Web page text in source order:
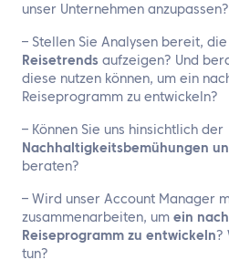
unser Unternehmen anzupassen?
– Stellen Sie Analysen bereit,
Reisetrends aufzeigen? Und
diese nutzen können, um ein
Reiseprogramm zu entwickeln?
– Können Sie uns hinsichtlich der
Nachhaltigkeitsbemühungen
beraten?
– Wird unser Account Manager
zusammenarbeiten, um ein
Reiseprogramm zu entwickeln ?
tun?